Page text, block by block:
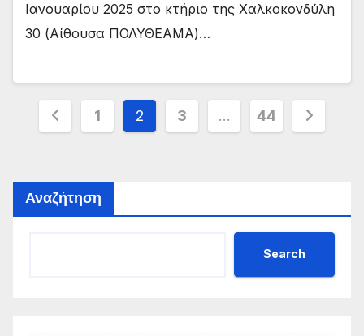
Ιανουαρίου 2025 στο κτήριο της Χαλκοκονδύλη
30 (Αίθουσα ΠΟΛΥΘΕΑΜΑ)…
Σελιδοποίηση
1 2 3 … 44
Αναζήτηση
Search